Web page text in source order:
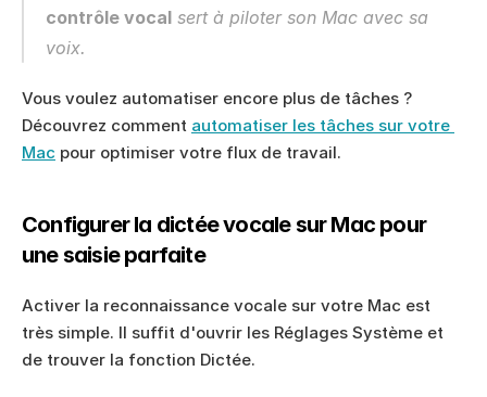
contrôle vocal sert à piloter son Mac avec sa
voix.
Vous voulez automatiser encore plus de tâches ?
Découvrez comment automatiser les tâches sur votre
Mac pour optimiser votre flux de travail.
Configurer la dictée vocale sur Mac pour
une saisie parfaite
Activer la reconnaissance vocale sur votre Mac est
très simple. Il suffit d'ouvrir les Réglages Système et
de trouver la fonction Dictée.